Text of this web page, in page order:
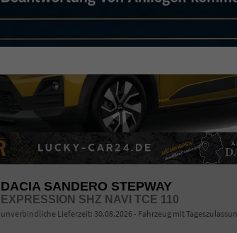
DACIA SANDERO STEPWAY
EXPRESSION SHZ NAVI TCE 110
unverbindliche Lieferzeit: 30.08.2026 Fahrzeug mit